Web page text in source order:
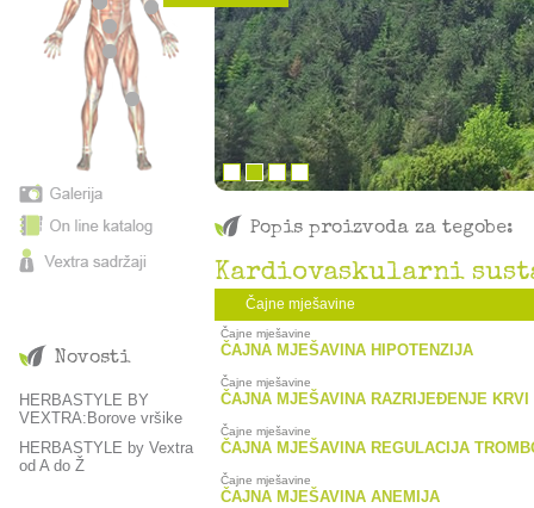
Novosti
HERBASTYLE BY
VEXTRA:Borove vršike
HERBASTYLE by Vextra
od A do Ž
Popis proizvoda za tegobe:
Kardiovaskularni
Čajne mješavine
Čajne mješavine
ČAJNA MJEŠAVINA HIPOTENZIJA
Čajne mješavine
ČAJNA MJEŠAVINA RAZRIJEĐENJE KRVI
Čajne mješavine
ČAJNA MJEŠAVINA REGULACIJA
Čajne mješavine
ČAJNA MJEŠAVINA ANEMIJA